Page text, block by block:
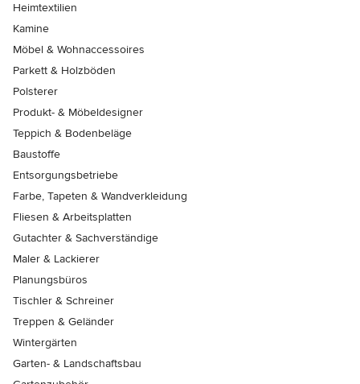
Heimtextilien
Kamine
Möbel & Wohnaccessoires
Parkett & Holzböden
Polsterer
Produkt- & Möbeldesigner
Teppich & Bodenbeläge
Baustoffe
Entsorgungsbetriebe
Farbe, Tapeten & Wandverkleidung
Fliesen & Arbeitsplatten
Gutachter & Sachverständige
Maler & Lackierer
Planungsbüros
Tischler & Schreiner
Treppen & Geländer
Wintergärten
Garten- & Landschaftsbau